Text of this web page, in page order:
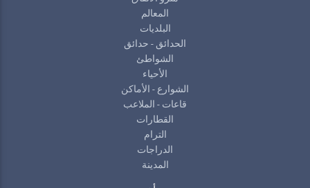
المعالم
البلديات
الحدائق - حدائق
الشواطئ
الأحياء
الشوارع - الأماكن
قاعات - الملاعب
القطارات
الترام
الدراجات
المدينة